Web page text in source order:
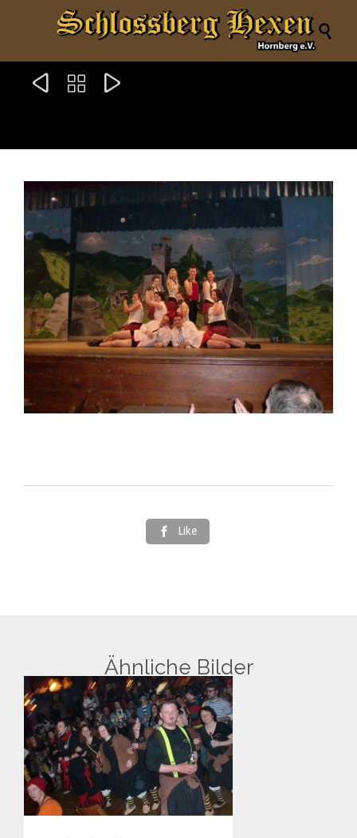

  
 Like
Ähnliche Bilder